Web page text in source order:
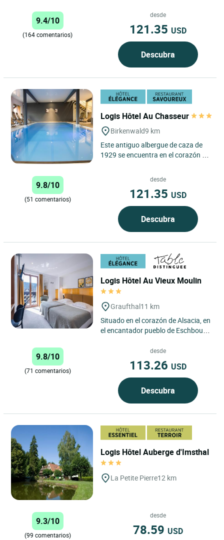
regional de los Vosgos del...
9.4/10
(164 comentarios)
desde
121.35 USD
Descubra
Logis Hôtel Au Chasseur
Birkenwald9 km
Este antiguo albergue de caza de
1929 se encuentra en el corazón de
macizo de Schneeberg....
9.8/10
(51 comentarios)
desde
121.35 USD
Descubra
Logis Hôtel Au Vieux Moulin
Graufthal11 km
Situado en el corazón de Alsacia, en
el encantador pueblo de Eschbourg,
establecimiento...
9.8/10
(71 comentarios)
desde
113.26 USD
Descubra
Logis Hôtel Auberge d'Imsthal
La Petite Pierre12 km
9.3/10
(99 comentarios)
desde
78.59 USD